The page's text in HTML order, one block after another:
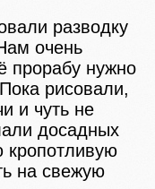
разводку
очень
прорабу нужно
рисовали,
и чуть не
досадных
на свежую